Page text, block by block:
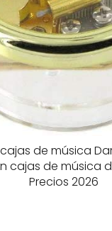
de música
cajas de música
Precios 2026